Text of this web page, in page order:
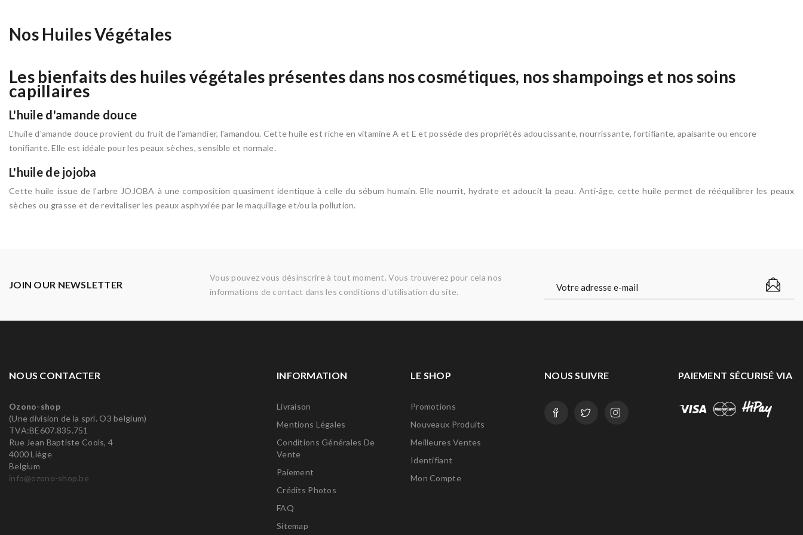
Nos Huiles Végétales
Les bienfaits des huiles végétales présentes dans nos cosmétiques, nos shampoings et nos soins
capillaires
L'huile d'amande douce
L'huile d'amande douce provient du fruit de l'amandier, l'amandou. Cette huile est riche en vitamine A et E et possède des propriétés adoucissante, nourrissante, fortifiante, apaisante ou encore
tonifiante. Elle est idéale pour les peaux sèches, sensible et normale.
L'huile de jojoba
Cette huile issue de l'arbre JOJOBA à une composition quasiment identique à celle du sébum humain. Elle nourrit, hydrate et adoucit la peau. Anti-âge, cette huile permet de rééquilibrer les peaux
sèches ou grasse et de revitaliser les peaux asphyxiée par le maquillage et/ou la pollution.
JOIN OUR NEWSLETTER
Vous pouvez vous désinscrire à tout moment. Vous trouverez pour cela nos
informations de contact dans les conditions d'utilisation du site.
NOUS CONTACTER
Ozono-shop
(Une division de la sprl. O3 belgium)
TVA:BE607.835.751
Rue Jean Baptiste Cools, 4
4000 Liège
Belgium
info@ozono-shop.be
INFORMATION
Livraison
Mentions Légales
Conditions Générales De
Vente
Paiement
Crédits Photos
FAQ
Sitemap
LE SHOP
Promotions
Nouveaux Produits
Meilleures Ventes
Identifiant
Mon Compte
NOUS SUIVRE PAIEMENT SÉCURISÉ VIA